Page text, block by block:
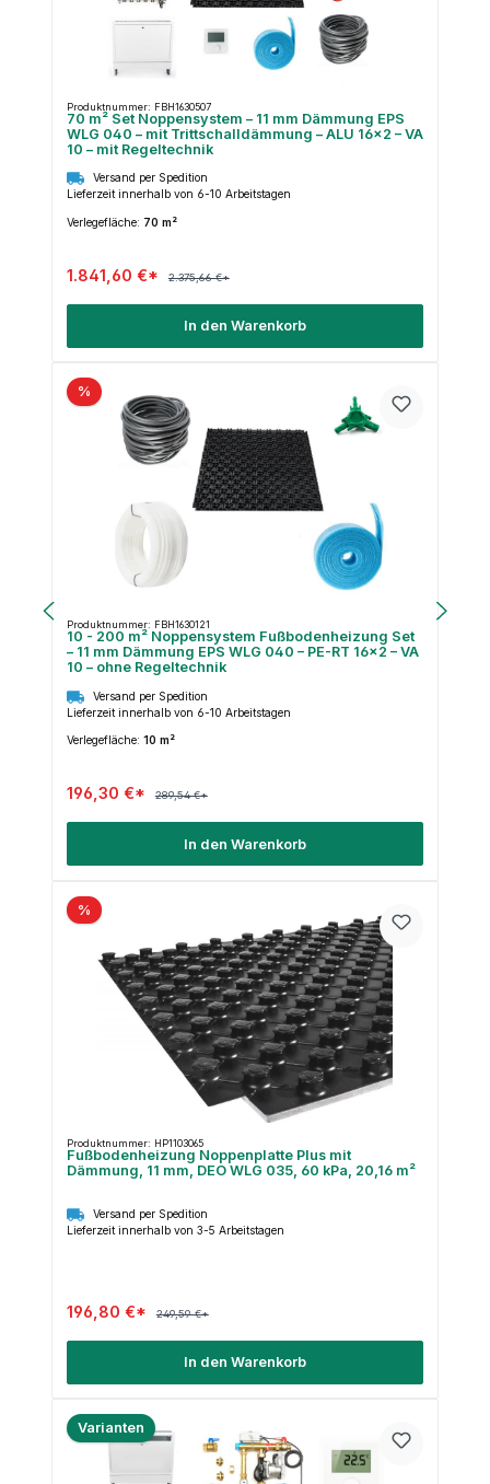
Produktnummer: FBH1630507
70 m² Set Noppensystem – 11 mm Dämmung EPS
WLG 040 – mit Trittschalldämmung – ALU 16×2 – VA
10 – mit Regeltechnik
Versand per Spedition
Lieferzeit innerhalb von 6-10 Arbeitstagen
Verlegefläche: 70 m²
1.841,60 €* 2.375,66 €*
In den Warenkorb
%
Produktnummer: FBH1630121
10 - 200 m² Noppensystem Fußbodenheizung Set
– 11 mm Dämmung EPS WLG 040 – PE-RT 16×2 – VA
10 – ohne Regeltechnik
Versand per Spedition
Lieferzeit innerhalb von 6-10 Arbeitstagen
Verlegefläche: 10 m²
196,30 €* 289,54 €*
In den Warenkorb
%
Produktnummer: HP1103065
Fußbodenheizung Noppenplatte Plus mit
Dämmung, 11 mm, DEO WLG 035, 60 kPa, 20,16 m²
Versand per Spedition
Lieferzeit innerhalb von 3-5 Arbeitstagen
196,80 €* 249,59 €*
In den Warenkorb
Varianten